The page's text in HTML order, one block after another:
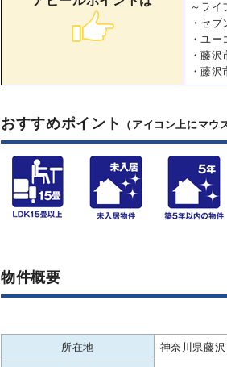
～ライ
・セ
・ユ
・藤
・藤
おすすめポイント （アイコン上にマウ
物件概要
所在地 神奈川県藤